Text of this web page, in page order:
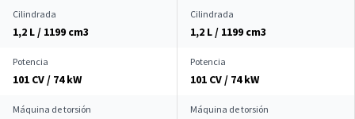
Cilindrada
1,2 L / 1199 cm3
Cilindrada
1,2 L / 1199 cm3
Potencia
101 CV / 74 kW
Potencia
101 CV / 74 kW
Máquina de torsión Máquina de torsión